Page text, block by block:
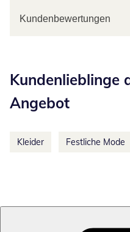
Kundenbewertungen
Kundenlieblinge
Angebot
Kleider Festliche Mode